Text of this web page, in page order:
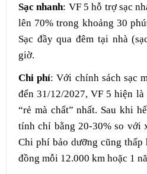
Sạc nhanh: VF 5 hỗ trợ sạc
lên 70% trong khoảng 30
Sạc đầy qua đêm tại nhà
giờ.
Chi phí: Với chính sách sạc
đến 31/12/2027, VF 5 hiện
“rẻ mà chất” nhất. Sau khi
tính chỉ bằng 20-30% so với
Chi phí bảo dưỡng cũng thấp
đồng mỗi 12.000 km hoặc 1